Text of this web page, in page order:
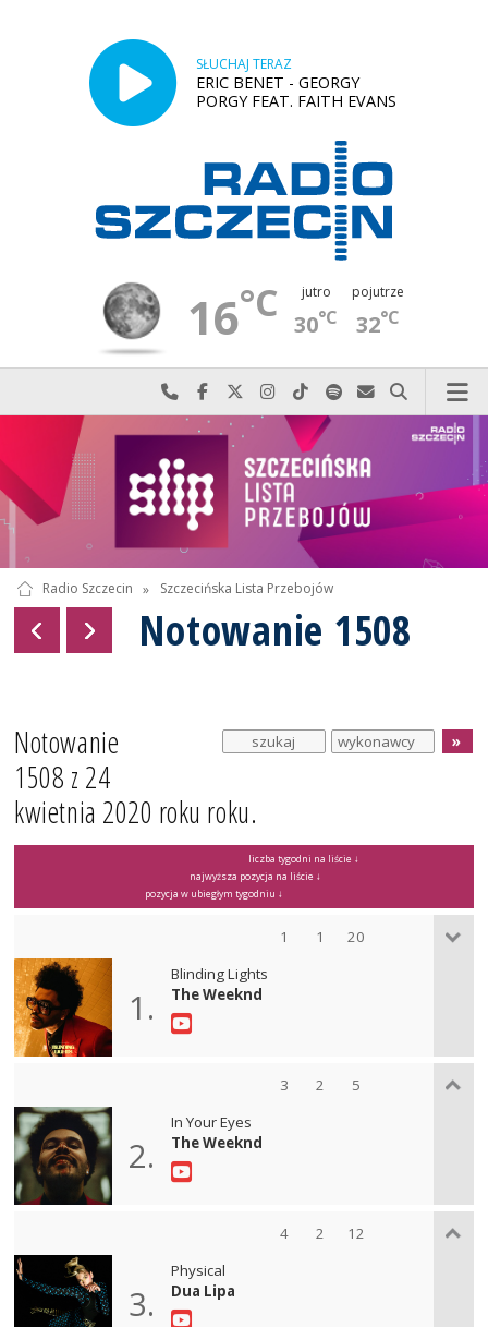
SŁUCHAJ TERAZ
ERIC BENET - GEORGY
PORGY FEAT. FAITH EVANS
16°C jutro
30°C
pojutrze
32°C
Najlepiej po prostu do nas zadzwoń
Odwiedź nas na Facebook-u
Odwiedź nas na X
Odwiedź nas na Instagram-ie
Odwiedź nas na TikTok-u
Szukaj nas na Spotify
Wyślij do nas
Szukaj
Radio Szczecin » Szczecińska Lista Przebojów
Notowanie 1508
Notowanie
1508 z 24
kwietnia 2020 roku roku.
liczba tygodni na liście ↓
najwyższa pozycja na liście ↓
pozycja w ubiegłym tygodniu ↓
1 1 20
1.
Blinding Lights
The Weeknd
3 2 5
2.
In Your Eyes
The Weeknd
4 2 12
3.
Physical
Dua Lipa